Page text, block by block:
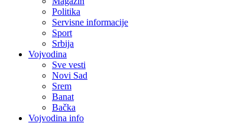
Politika
Servisne informacije
Sport
Srbija
Vojvodina
Sve vesti
Novi Sad
Srem
Banat
Bačka
Vojvodina info